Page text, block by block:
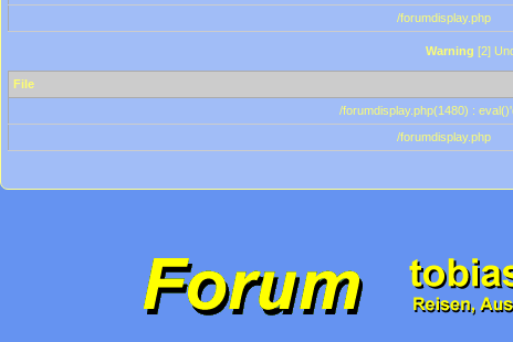
/forumdisplay.php
Warning [2]
File
/forumdisplay.php(1480) :
/forumdisplay.php